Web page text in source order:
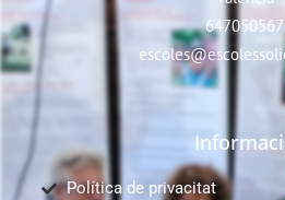
647050567
Política de privacitat